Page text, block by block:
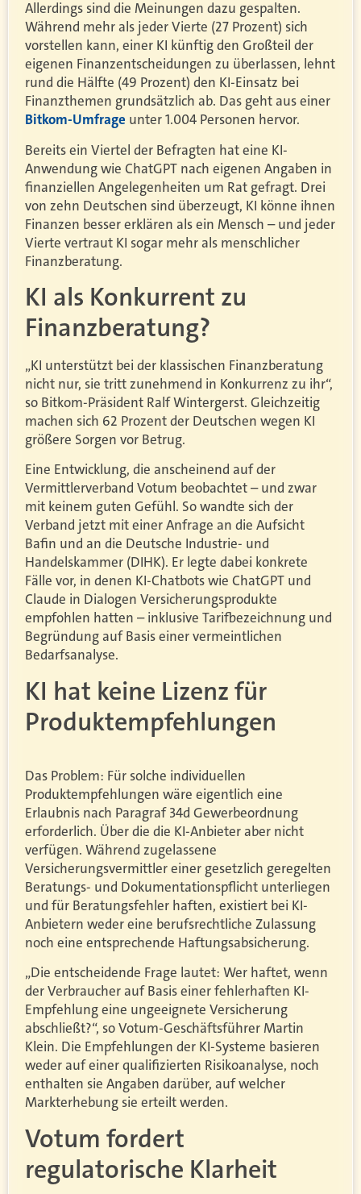
Allerdings sind die Meinungen dazu gespalten.
Während mehr als jeder Vierte (27 Prozent) sich
vorstellen kann, einer KI künftig den Großteil der
eigenen Finanzentscheidungen zu überlassen, lehnt
rund die Hälfte (49 Prozent) den KI-Einsatz bei
Finanzthemen grundsätzlich ab. Das geht aus einer
Bitkom-Umfrage unter 1.004 Personen hervor.
Bereits ein Viertel der Befragten hat eine KI-
Anwendung wie ChatGPT nach eigenen Angaben in
finanziellen Angelegenheiten um Rat gefragt. Drei
von zehn Deutschen sind überzeugt, KI könne ihnen
Finanzen besser erklären als ein Mensch – und jeder
Vierte vertraut KI sogar mehr als menschlicher
Finanzberatung.
KI als Konkurrent zu
Finanzberatung?
„KI unterstützt bei der klassischen Finanzberatung
nicht nur, sie tritt zunehmend in Konkurrenz zu ihr“,
so Bitkom-Präsident Ralf Wintergerst. Gleichzeitig
machen sich 62 Prozent der Deutschen wegen KI
größere Sorgen vor Betrug.
Eine Entwicklung, die anscheinend auf der
Vermittlerverband Votum beobachtet – und zwar
mit keinem guten Gefühl. So wandte sich der
Verband jetzt mit einer Anfrage an die Aufsicht
Bafin und an die Deutsche Industrie- und
Handelskammer (DIHK). Er legte dabei konkrete
Fälle vor, in denen KI-Chatbots wie ChatGPT und
Claude in Dialogen Versicherungsprodukte
empfohlen hatten – inklusive Tarifbezeichnung und
Begründung auf Basis einer vermeintlichen
Bedarfsanalyse.
KI hat keine Lizenz für
Produktempfehlungen
Das Problem: Für solche individuellen
Produktempfehlungen wäre eigentlich eine
Erlaubnis nach Paragraf 34d Gewerbeordnung
erforderlich. Über die die KI-Anbieter aber nicht
verfügen. Während zugelassene
Versicherungsvermittler einer gesetzlich geregelten
Beratungs- und Dokumentationspflicht unterliegen
und für Beratungsfehler haften, existiert bei KI-
Anbietern weder eine berufsrechtliche Zulassung
noch eine entsprechende Haftungsabsicherung.
„Die entscheidende Frage lautet: Wer haftet, wenn
der Verbraucher auf Basis einer fehlerhaften KI-
Empfehlung eine ungeeignete Versicherung
abschließt?“, so Votum-Geschäftsführer Martin
Klein. Die Empfehlungen der KI-Systeme basieren
weder auf einer qualifizierten Risikoanalyse, noch
enthalten sie Angaben darüber, auf welcher
Markterhebung sie erteilt werden.
Votum fordert
regulatorische Klarheit